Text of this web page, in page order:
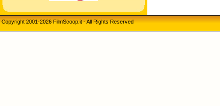
Copyright 2001-2026 FilmScoop.it - All Rights Reserved